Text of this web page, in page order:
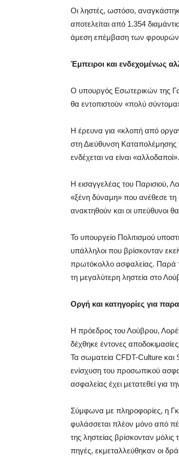
Οι ληστές, ωστόσο,
αποτελείται από 1.354
άμεση επέμβαση των φρουρών.
Έμπειροι και ενδεχομένως
Ο υπουργός Εσωτερικών της
θα εντοπιστούν «πολύ
Η έρευνα για «κλοπή από
στη Διεύθυνση
ενδέχεται να είναι «αλλοδαποί».
Η εισαγγελέας του Παρισιού,
«ξένη δύναμη» που ανέθεσε
ανακτηθούν και οι υπεύθυνοι
Το υπουργείο Πολιτισμού
υπάλληλοι που βρίσκονταν
πρωτόκολλο ασφαλείας. Παρά
τη μεγαλύτερη ληστεία στο
Οργή και κατηγορίες για
Η πρόεδρος του Λούβρου,
δέχθηκε έντονες
Τα σωματεία CFDT-Culture και
ενίσχυση του προσωπικού
ασφαλείας έχει μετατεθεί για
Σύμφωνα με πληροφορίες, η
φυλάσσεται πλέον μόνο από
της ληστείας βρίσκονταν
πηγές, εκμεταλλεύθηκαν οι